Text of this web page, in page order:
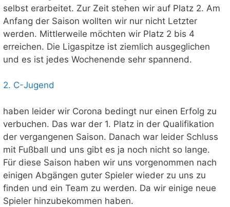
selbst erarbeitet. Zur Zeit stehen wir auf Platz 2. Am
Anfang der Saison wollten wir nur nicht Letzter
werden. Mittlerweile möchten wir Platz 2 bis 4
erreichen. Die Ligaspitze ist ziemlich ausgeglichen
und es ist jedes Wochenende sehr spannend.
2. C-Jugend
haben leider wir Corona bedingt nur einen Erfolg zu
verbuchen. Das war der 1. Platz in der Qualifikation
der vergangenen Saison. Danach war leider Schluss
mit Fußball und uns gibt es ja noch nicht so lange.
Für diese Saison haben wir uns vorgenommen nach
einigen Abgängen guter Spieler wieder zu uns zu
finden und ein Team zu werden. Da wir einige neue
Spieler hinzubekommen haben.